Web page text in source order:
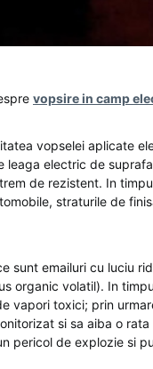
vopsire in camp
vopselei aplicate
leaga electric de
de rezistent. In
straturile de
sunt emailuri cu luciu
organic volatil). In
vapori toxici; prin
si sa aiba o
pericol de explozie si